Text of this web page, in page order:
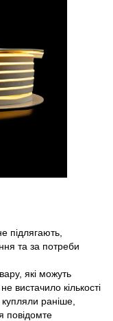
підлягають,
та за потреби
які можуть
вистачило кількості
раніше,
повідомте